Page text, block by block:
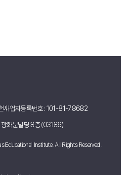
사업자등록번호 : 101-81-78682
광화문빌딩 8층 (03186)
Educational Institute. All Rights Reserved.